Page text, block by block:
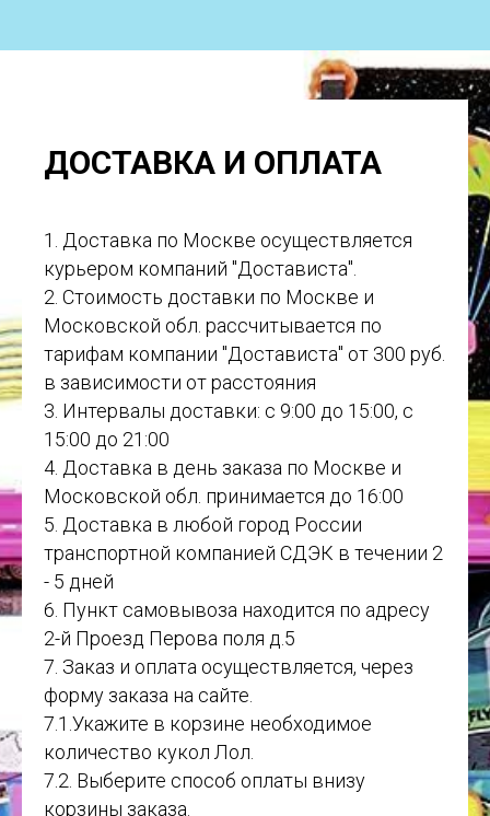
ДОСТАВКА И ОПЛАТА
1. Доставка по Москве осуществляется
курьером компаний "Достависта".
2. Стоимость доставки по Москве и
Московской обл. рассчитывается по
тарифам компании "Достависта" от 300 руб.
в зависимости от расстояния
3. Интервалы доставки: с 9:00 до 15:00, с
15:00 до 21:00
4. Доставка в день заказа по Москве и
Московской обл. принимается до 16:00
5. Доставка в любой город России
транспортной компанией СДЭК в течении 2
- 5 дней
6. Пункт самовывоза находится по адресу
2-й Проезд Перова поля д.5
7. Заказ и оплата осуществляется, через
форму заказа на сайте.
7.1.Укажите в корзине необходимое
количество кукол Лол.
7.2. Выберите способ оплаты внизу
корзины заказа.